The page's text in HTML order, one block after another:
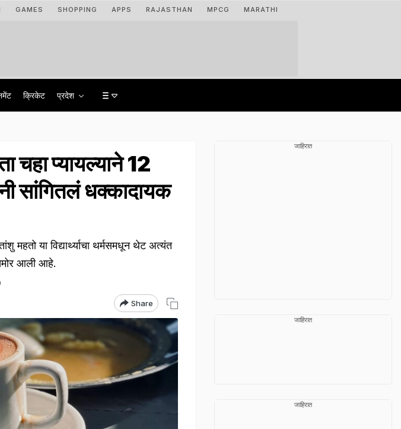
GAMES SHOPPING APPS RAJASTHAN MPCG MARATHI
क्रिकेट प्रदेश
प्यायल्याने 12
सांगितलं धक्कादायक
महतो या विद्यार्थ्याचा थर्मसमधून थेट अत्यंत
आली आहे.
Share
जाहिरात
जाहिरात
जाहिरात